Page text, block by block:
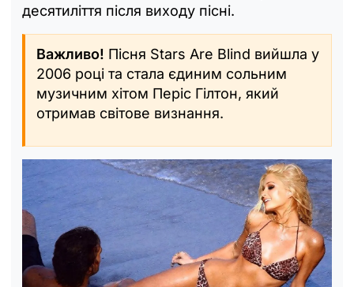
десятиліття після виходу пісні.
Важливо! Пісня Stars Are Blind вийшла у
2006 році та стала єдиним сольним
музичним хітом Періс Гілтон, який
отримав світове визнання.